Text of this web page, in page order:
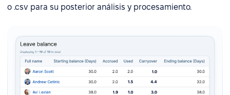
o .csv para su posterior análisis y procesamiento.